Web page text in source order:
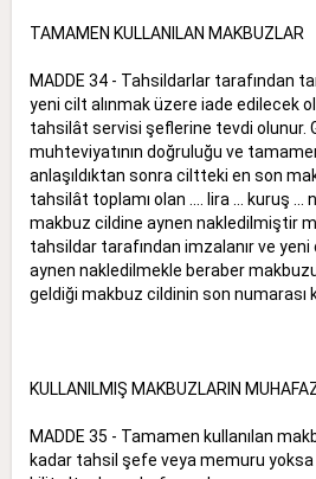
TAMAMEN KULLANILAN MAKBUZLAR
MADDE 34 - Tahsildarlar tarafından
yeni cilt alınmak üzere iade edilecek
tahsilât servisi şeflerine tevdi olunur.
muhteviyatının doğruluğu ve
anlaşıldıktan sonra ciltteki en son
tahsilât toplamı olan .... lira ... kuruş ...
makbuz cildine aynen nakledilmiştir
tahsildar tarafından imzalanır ve
aynen nakledilmekle beraber
geldiği makbuz cildinin son numarası
KULLANILMIŞ MAKBUZLARIN
MADDE 35 - Tamamen kullanılan
kadar tahsil şefe veya memuru